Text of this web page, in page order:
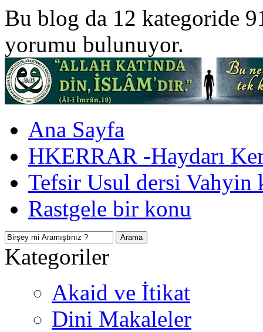
Bu blog da 12 kategoride
yorumu bulunuyor.
Ana Sayfa
HKERRAR -Haydarı
Tefsir Usul dersi Vahyin
Rastgele bir konu
Kategoriler
Akaid ve İtikat
Dini Makaleler